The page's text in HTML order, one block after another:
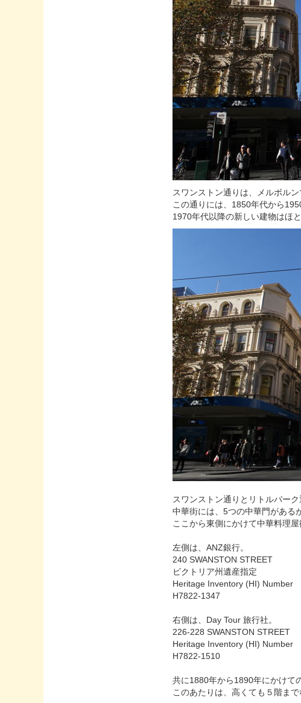
スワンストン通りは、メルボルン
この通りには、1850年代から
1970年代以降の新しい建物はほ
スワンストン通りとリトルバーク
中華街には、5つの中華門がある
ここから東側にかけて中華料理屋
左側は、ANZ銀行。
240 SWANSTON STREET
ビクトリア州遺産指定
Heritage Inventory (HI) Number
H7822-1347
右側は、Day Tour 旅行社。
226-228 SWANSTON STREET
Heritage Inventory (HI) Number
H7822-1510
共に1880年から1890年にかけて
このあたりは、高くても５階まで